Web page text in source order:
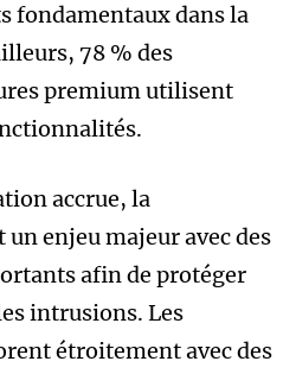
fondamentaux dans la
78 % des
premium utilisent
accrue, la
enjeu majeur avec des
afin de protéger
intrusions. Les
étroitement avec des